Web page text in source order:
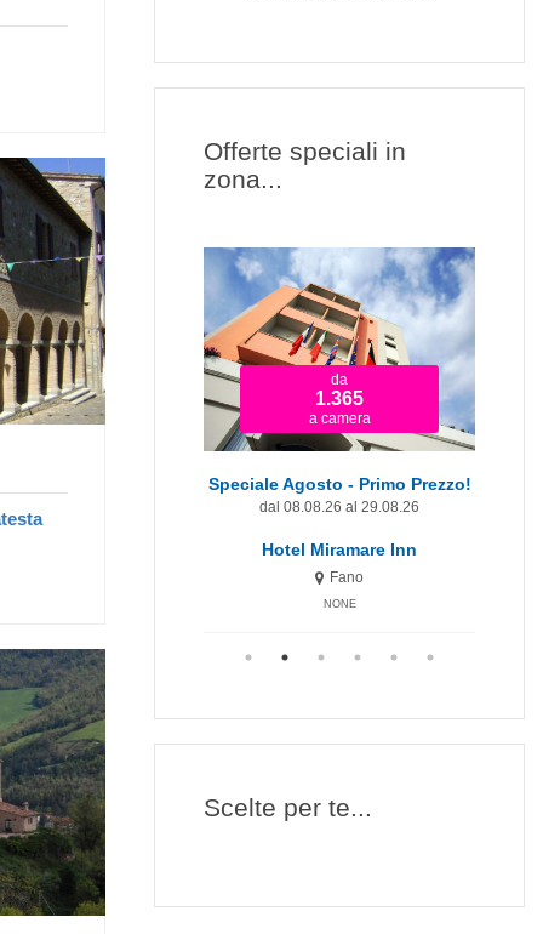
Offerte speciali in
zona...
da
1.365
a camera
Agosto - Primo Prezzo!
679
a camera
Offerta Agosto
dal 08.08.26 al 29.08.26
Hotel Miramare
Fano
NONE
Scelte per te...